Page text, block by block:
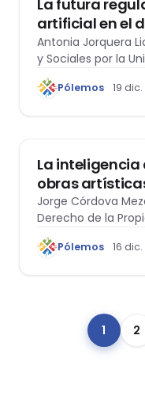
La futura
artificial en el
Reflexiones
regula los
artificial, la
conexas en
Antonia Jorquera
y Sociales por la
Pólemos 19
La inteligencia
obras
nueva
Jorge Córdova
Derecho de la
Pólemos 16
1 2